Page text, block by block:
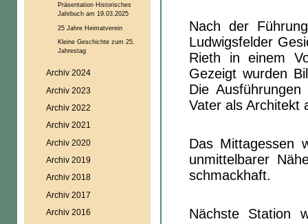
Nach der
Ludwigsfelder
Rieth in einem
Gezeigt wurden
Die
Vater als Architekt
Das Mittagessen
unmittelbarer
schmackhaft.
Nächste Station
Präsentation Historisches
Jahrbuch am 19.03.2025
25 Jahre Heimatverein
Kleine Geschichte zum 25.
Jahrestag
Archiv 2024
Archiv 2023
Archiv 2022
Archiv 2021
Archiv 2020
Archiv 2019
Archiv 2018
Archiv 2017
Archiv 2016